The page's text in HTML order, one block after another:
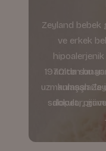
Zeyland bebek
ve erkek
arada sunar.
kumaşlarla
salopet,
1970'ten bu
uzmanlaşan
dokular,
kalıplar